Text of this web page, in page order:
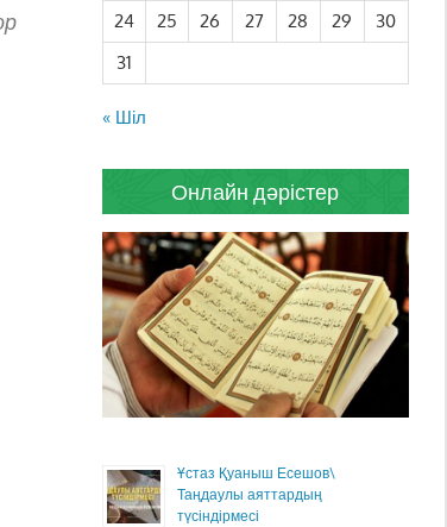
24
25 26 27 28 29
30
31
« Шіл
Онлайн дәрістер
Ұстаз Қуаныш Есешов\
Таңдаулы аяттардың
түсіндірмесі